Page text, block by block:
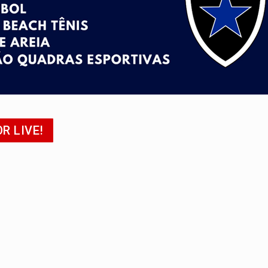
e transforma Brasil em corredor da cocaína
Ocampo conduz a história de uma ferrovia
ao Iphan recuperação de área atingida por erosão na EFMM
ao Governo de RO partem para tudo ou nada
LIVE!